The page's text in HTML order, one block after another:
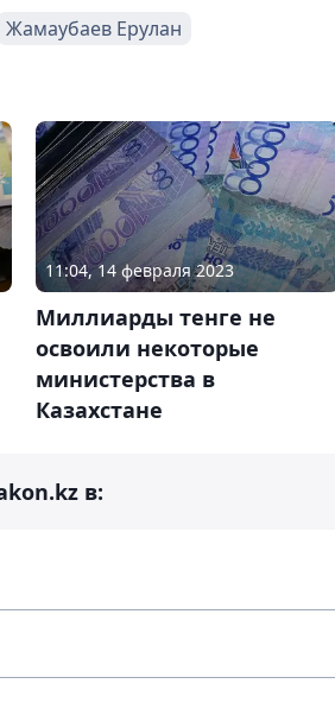
Жамаубаев Ерулан
11:04, 14 февраля 2023
Миллиарды тенге не
освоили некоторые
министерства в
Казахстане
в: